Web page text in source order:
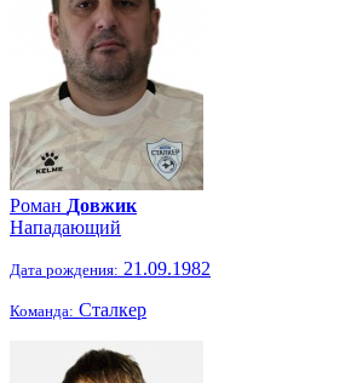
Роман Довжик
Нападающий
Дата рождения: 21.09.1982
Команда: Сталкер